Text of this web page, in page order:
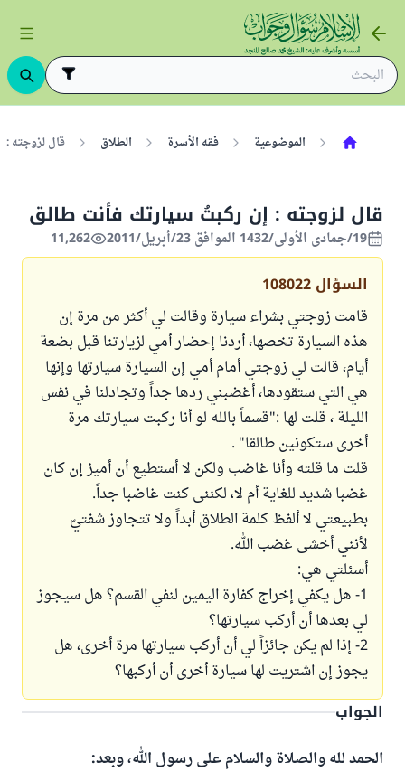
الموضوعية فقه الأسرة الطلاق قال لزوجته
قال لزوجته : إن ركبتُ سيارتك فأنت طالق
19/جمادى الأولى/1432 الموافق 23/أبريل/2011 11,262
السؤال 108022
قامت زوجتي بشراء سيارة وقالت لي أكثر من مرة إن
هذه السيارة تخصها، أردنا إحضار أمي لزيارتنا قبل بضعة
أيام، قالت لي زوجتي أمام أمي إن السيارة سيارتها وإنها
هي التي ستقودها، أغضبني ردها جداً وتجادلنا في نفس
الليلة ، قلت لها :"قسماً بالله لو أنا ركبت سيارتك مرة
أخرى ستكونين طالقا" .
قلت ما قلته وأنا غاضب ولكن لا أستطيع أن أميز إن كان
غضبا شديد للغاية أم لا، لكننى كنت غاضبا جداً.
بطبيعتي لا ألفظ كلمة الطلاق أبداً ولا تتجاوز شفتيّ
لأنني أخشى غضب الله.
أسئلتي هي:
1- هل يكفي إخراج كفارة اليمين لنفي القسم؟ هل سيجوز
لي بعدها أن أركب سيارتها؟
2- إذا لم يكن جائزاً لي أن أركب سيارتها مرة أخرى، هل
يجوز إن اشتريت لها سيارة أخرى أن أركبها؟
الجواب
الحمد لله والصلاة والسلام على رسول الله، وبعد: